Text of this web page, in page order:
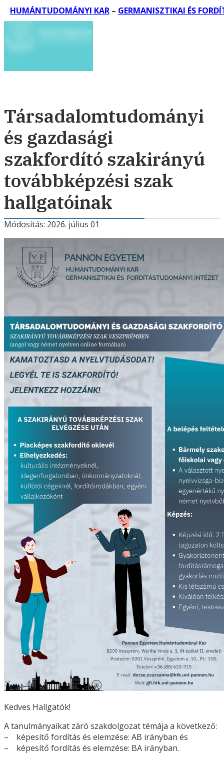
HUMÁNTUDOMÁNYI KAR– GERMANISZTIKAI ÉS
Társadalomtudományi
és gazdasági
szakfordító szakirányú
továbbképzési szak
hallgatóinak
Módosítás: 2026. július 01
Kedves Hallgatók!
A tanulmányaikat záró szakdolgozat témája a következő:
– képesítő fordítás és elemzése: AB irányban és
– képesítő fordítás és elemzése: BA irányban.